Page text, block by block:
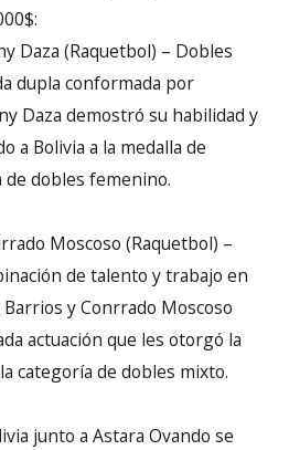
Daza (Raquetbol) – Dobles
dupla conformada por
Daza demostró su habilidad y
a Bolivia a la medalla de
dobles femenino.
Moscoso (Raquetbol) –
de talento y trabajo en
y Conrrado Moscoso
actuación que les otorgó la
categoría de dobles mixto.
junto a Astara Ovando se